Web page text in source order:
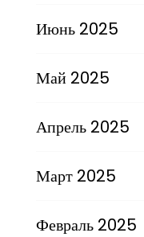
Июнь 2025
Май 2025
Апрель 2025
Март 2025
Февраль 2025